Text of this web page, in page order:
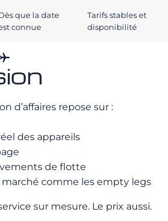
que la date
connue
Tarifs stables et
disponibilité
d’affaires repose sur :
des appareils
de flotte
marché comme les empty legs
sur mesure. Le prix aussi.